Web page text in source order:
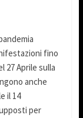
fino
27 Aprile sulla
anche
il 14
per